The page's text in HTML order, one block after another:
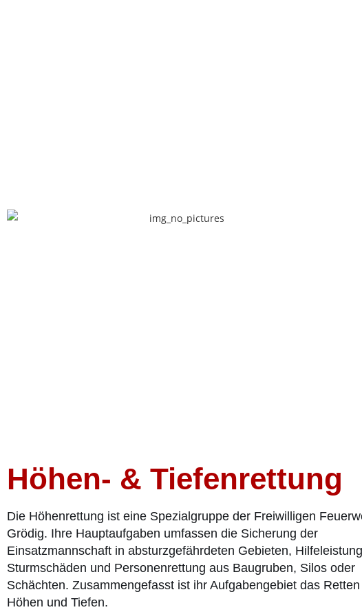
Höhen- & Tiefenrettung
Die Höhenrettung ist eine Spezialgruppe der Freiwilligen
Grödig. Ihre Hauptaufgaben umfassen die Sicherung der
Einsatzmannschaft in absturzgefährdeten Gebieten,
Sturmschäden und Personenrettung aus Baugruben, Silos oder
Schächten. Zusammengefasst ist ihr Aufgabengebiet das
Höhen und Tiefen.